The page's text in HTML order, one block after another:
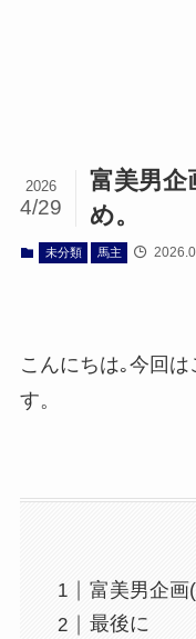
富美男企
め。
2026
4/29
未分類 馬主
こんにちは｡今回
す。
富美男企画
最後に